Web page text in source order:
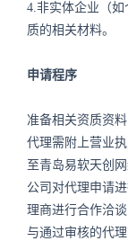
4.非实体企业（
质的相关材料。
申请程序
准备相关资质资
代理需附上营业
至青岛易软天创
公司对代理申请
理商进行合作洽谈
与通过审核的代理